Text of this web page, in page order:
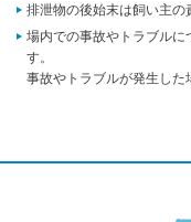
排泄物の後始末は飼い主の
場内での事故やトラブルに
す。
事故やトラブルが発生した